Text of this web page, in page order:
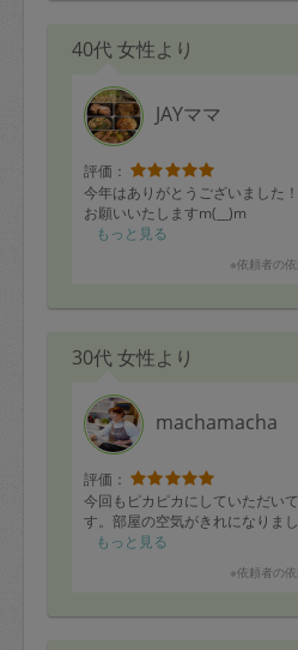
40代 女性より
JAYママ
評価：
今年はありがとうございました
お願いいたしますm(__)m
もっと見る
※依頼者の
30代 女性より
machamacha
評価：
今回もピカピカにしていただい
す。部屋の空気がきれになりまし
もっと見る
※依頼者の